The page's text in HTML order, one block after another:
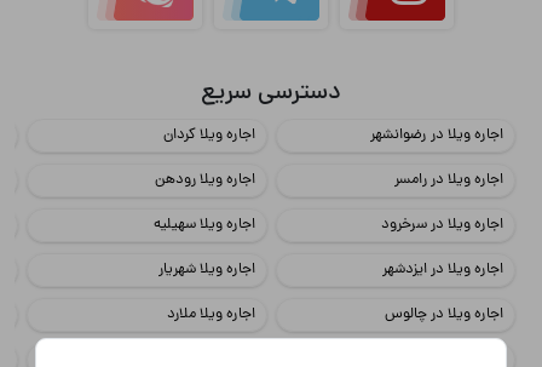
دسترسی سریع
اجاره ویلا در رضوانشهر
اجاره ویلا در رامسر
اجاره ویلا در سرخرود
اجاره ویلا در ایزدشهر
اجاره ویلا در چالوس
اجاره ویلا کردان
اجاره ویلا رودهن
اجاره ویلا سهیلیه
اجاره ویلا شهریار
اجاره ویلا ملارد